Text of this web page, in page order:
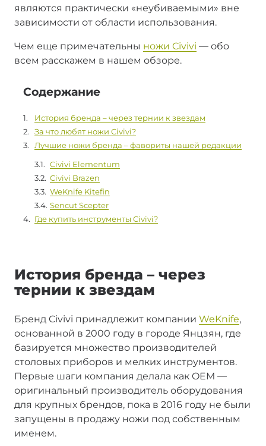
являются практически «неубиваемыми» вне
зависимости от области использования.
Чем еще примечательны ножи Civivi — обо
всем расскажем в нашем обзоре.
Содержание
История бренда – через тернии к звездам
За что любят ножи Civivi?
Лучшие ножи бренда – фавориты нашей редакции
Civivi Elementum
Civivi Brazen
WeKnife Kitefin
Sencut Scepter
Где купить инструменты Civivi?
История бренда – через
тернии к звездам
Бренд Civivi принадлежит компании WeKnife,
основанной в 2000 году в городе Янцзян, где
базируется множество производителей
столовых приборов и мелких инструментов.
Первые шаги компания делала как OEM —
оригинальный производитель оборудования
для крупных брендов, пока в 2016 году не были
запущены в продажу ножи под собственным
именем.